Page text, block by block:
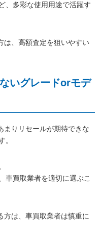
、多彩な使用用途で活躍す
は、高額査定を狙いやすい
いグレードorモデ
まりリセールが期待できな
。
車買取業者を適切に選ぶこ
方は、車買取業者は慎重に